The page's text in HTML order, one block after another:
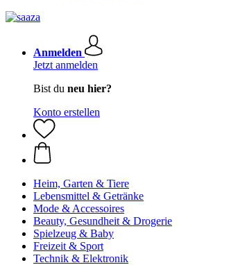
Anmelden
Jetzt anmelden
Bist du neu hier?
Konto erstellen
Heim, Garten & Tiere
Lebensmittel & Getränke
Mode & Accessoires
Beauty, Gesundheit & Drogerie
Spielzeug & Baby
Freizeit & Sport
Technik & Elektronik